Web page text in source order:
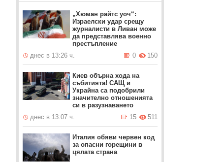
„Хюман райтс уоч“:
Израелски удар срещу
журналисти в Ливан може
да представлява военно
престъпление
днес в 13:26 ч.
150
0
Киев обърна хода на
събитията! САЩ и
Украйна са подобрили
значително отношенията
си в разузнаването
днес в 13:07 ч.
511
15
Италия обяви червен код
за опасни горещини в
цялата страна